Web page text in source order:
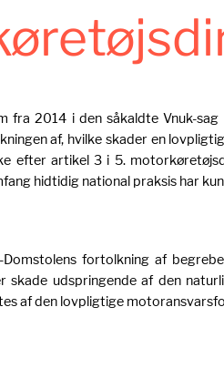
fra 2014 i den såkaldte Vnuk-
af, hvilke skader en
efter artikel 3 i 5.
hidtidig national praksis har
fortolkning af
skade udspringende af den
af den lovpligtige